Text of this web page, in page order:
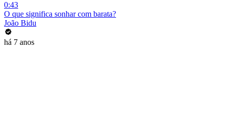
0:43
O que significa sonhar com barata?
João Bidu
há 7 anos